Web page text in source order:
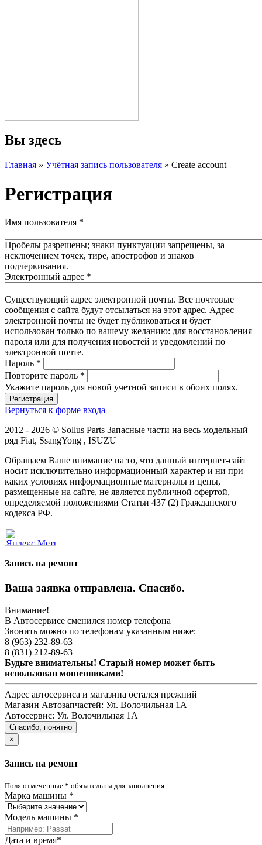
Вы здесь
Главная » Учётная запись пользователя » Create account
Регистрация
Имя пользователя *
Пробелы разрешены; знаки пунктуации запрещены, за
исключением точек, тире, апострофов и знаков
подчеркивания.
Электронный адрес *
Существующий адрес электронной почты. Все почтовые
сообщения с сайта будут отсылаться на этот адрес. Адрес
электронной почты не будет публиковаться и будет
использован только по вашему желанию: для восстановления
пароля или для получения новостей и уведомлений по
электронной почте.
Пароль *
Повторите пароль *
Укажите пароль для новой учетной записи в обоих полях.
Вернуться к форме входа
2012 - 2026 © Sollus Parts Запасные части на весь модельный
ряд Fiat, SsangYong , ISUZU
Обращаем Ваше внимание на то, что данный интернет-сайт
носит исключительно информационный характер и ни при
каких условиях информационные материалы и цены,
размещенные на сайте, не является публичной офертой,
определяемой положениями Статьи 437 (2) Гражданского
кодекса РФ.
Запись на ремонт
Ваша заявка отправлена. Спасибо.
Внимание!
В Автосервисе сменился номер телефона
Звонить можно по телефонам указанным ниже:
8 (963) 232-89-63
8 (831) 212-89-63
Будьте внимательны! Старый номер может быть
использован мошенниками!
Адрес автосервиса и магазина остался прежний
Магазин Автозапчастей: Ул. Волочильная 1А
Автосервис: Ул. Волочильная 1А
Спасибо, понятно
×
Запись на ремонт
Поля отмеченные * обязательны для заполнения.
Марка машины *
Модель машины *
Дата и время*